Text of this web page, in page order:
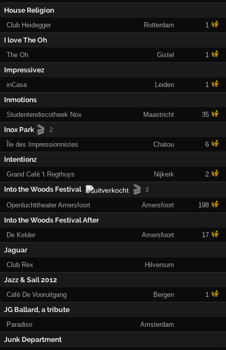
House Religion
Club Heidegger Rotterdam 1
I love The Oh
The Oh Gistel 1
Impressivez
inCasa Leiden 1
Inmotions
Studentendiscotheek Nox Maastricht 35
Inox Park 🎬 2
Île des Impressionnistes Chatou 6
Intentionz
Grand Café 't Regthuys Nijkerk 2
Into the Woods Festival 🎬 3
Openluchttheater Amersfoort Amersfoort 198
Into the Woods Festival After
De Kelder Amersfoort 17
Jaguar
Club Rex Hilversum
Jazz & Sail 2012
Café De Vooruitgang Bergen 1
JG Ballard, a tribute
Paradiso Amsterdam
Junk Department